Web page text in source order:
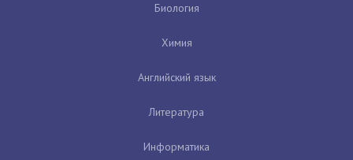
Биология
Химия
Английский язык
Литература
Информатика